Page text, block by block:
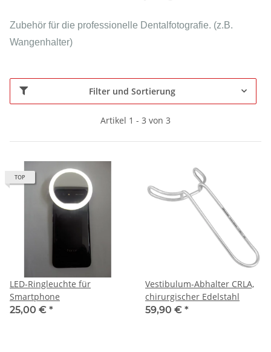
Zubehör für die professionelle Dentalfotografie. (z.B.
Wangenhalter)
Filter und Sortierung
Artikel 1 - 3 von 3
TOP
LED-Ringleuchte für
Smartphone
25,00 € *
Vestibulum-Abhalter CRLA,
chirurgischer Edelstahl
59,90 € *